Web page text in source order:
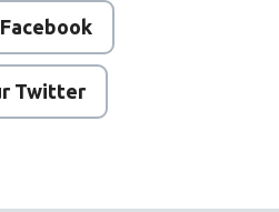
Twitter